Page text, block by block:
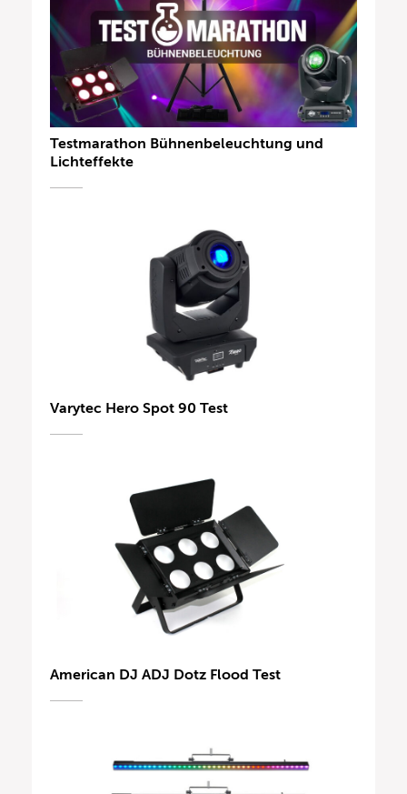
Testmarathon Bühnenbeleuchtung und
Lichteffekte
Varytec Hero Spot 90 Test
American DJ ADJ Dotz Flood Test